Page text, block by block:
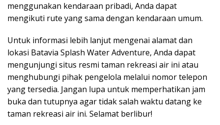
menggunakan kendaraan pribadi, Anda dapat
mengikuti rute yang sama dengan kendaraan umum.
Untuk informasi lebih lanjut mengenai alamat dan
lokasi Batavia Splash Water Adventure, Anda dapat
mengunjungi situs resmi taman rekreasi air ini atau
menghubungi pihak pengelola melalui nomor telepon
yang tersedia. Jangan lupa untuk memperhatikan jam
buka dan tutupnya agar tidak salah waktu datang ke
taman rekreasi air ini. Selamat berlibur!